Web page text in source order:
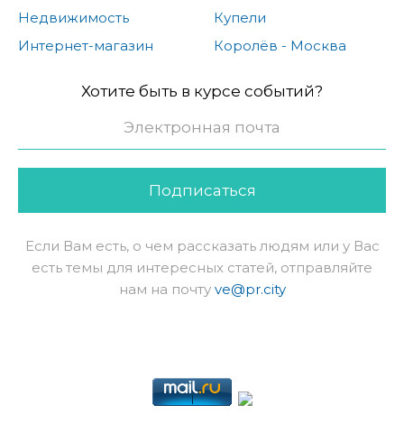
Недвижимость
Интернет-магазин
Купели
Королёв - Москва
Хотите быть в курсе событий?
Подписаться
Если Вам есть, о чем рассказать людям или у Вас
есть темы для интересных статей, отправляйте
нам на почту ve@pr.city